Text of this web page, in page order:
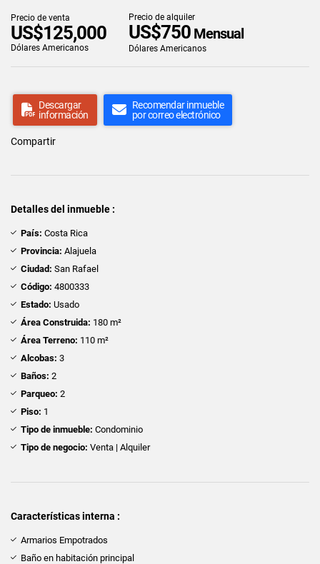
Precio de venta
US$125,000
Dólares Americanos
Precio de alquiler
US$750 Mensual
Dólares Americanos
Descargar
información
Recomendar inmueble
por correo electrónico
Compartir
Detalles del inmueble :
País: Costa Rica
Provincia: Alajuela
Ciudad: San Rafael
Código: 4800333
Estado: Usado
Área Construida: 180 m²
Área Terreno: 110 m²
Alcobas: 3
Baños: 2
Parqueo: 2
Piso: 1
Tipo de inmueble: Condominio
Tipo de negocio: Venta | Alquiler
Características interna :
Armarios Empotrados
Baño en habitación principal